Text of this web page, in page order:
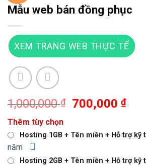
Mẫu web bán đồng phục
XEM TRANG WEB THỰC TẾ
1,000,000₫
Giá
1,000,000 ₫.
700,000₫Giá
là:
Thêm tùy chọn
Hosting 1GB + Tên miền + Hỗ trợ kỹ
năm
Hosting 2GB + Tên miền + Hỗ trợ kỹ